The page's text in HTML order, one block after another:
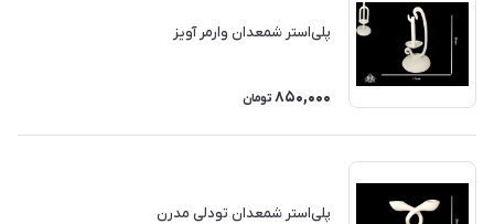
پلی‌استر شمعدان وارمر آویز
850,000 تومان
پلی‌استر شمعدان تودلی مدرن